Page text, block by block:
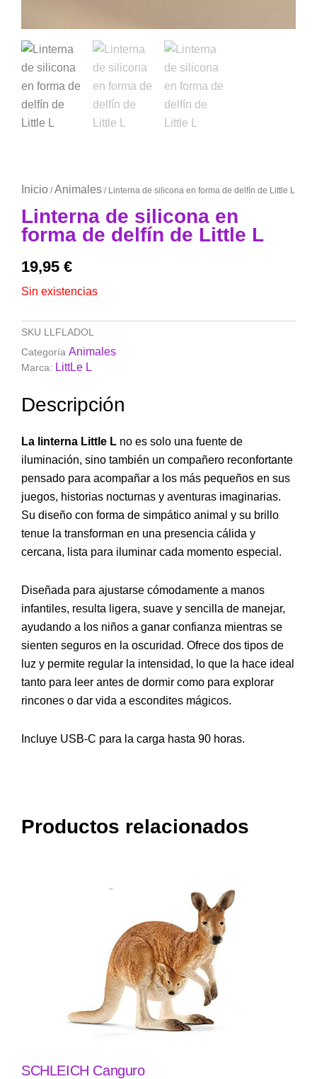
Inicio /Animales / Linterna de silicona en forma de delfín de Little L
Linterna de silicona en
forma de delfín de Little L
19,95 €
Sin existencias
SKU LLFLADOL
Categoría Animales
Marca: LittLe L
Descripción
La linterna Little L no es solo una fuente de
iluminación, sino también un compañero reconfortante
pensado para acompañar a los más pequeños en sus
juegos, historias nocturnas y aventuras imaginarias.
Su diseño con forma de simpático animal y su brillo
tenue la transforman en una presencia cálida y
cercana, lista para iluminar cada momento especial.
Diseñada para ajustarse cómodamente a manos
infantiles, resulta ligera, suave y sencilla de manejar,
ayudando a los niños a ganar confianza mientras se
sienten seguros en la oscuridad. Ofrece dos tipos de
luz y permite regular la intensidad, lo que la hace ideal
tanto para leer antes de dormir como para explorar
rincones o dar vida a escondites mágicos.
Incluye USB-C para la carga hasta 90 horas.
Productos relacionados
SCHLEICH Canguro